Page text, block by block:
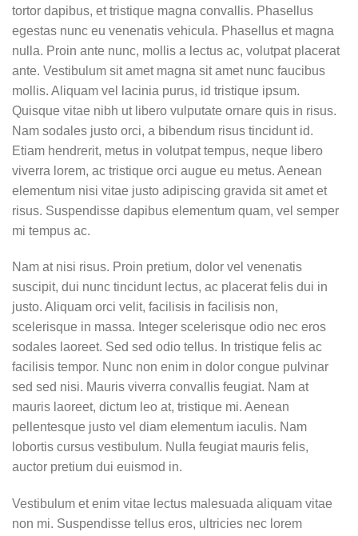
tortor dapibus, et tristique magna convallis. Phasellus
egestas nunc eu venenatis vehicula. Phasellus et magna
nulla. Proin ante nunc, mollis a lectus ac, volutpat placerat
ante. Vestibulum sit amet magna sit amet nunc faucibus
mollis. Aliquam vel lacinia purus, id tristique ipsum.
Quisque vitae nibh ut libero vulputate ornare quis in risus.
Nam sodales justo orci, a bibendum risus tincidunt id.
Etiam hendrerit, metus in volutpat tempus, neque libero
viverra lorem, ac tristique orci augue eu metus. Aenean
elementum nisi vitae justo adipiscing gravida sit amet et
risus. Suspendisse dapibus elementum quam, vel semper
mi tempus ac.
Nam at nisi risus. Proin pretium, dolor vel venenatis
suscipit, dui nunc tincidunt lectus, ac placerat felis dui in
justo. Aliquam orci velit, facilisis in facilisis non,
scelerisque in massa. Integer scelerisque odio nec eros
sodales laoreet. Sed sed odio tellus. In tristique felis ac
facilisis tempor. Nunc non enim in dolor congue pulvinar
sed sed nisi. Mauris viverra convallis feugiat. Nam at
mauris laoreet, dictum leo at, tristique mi. Aenean
pellentesque justo vel diam elementum iaculis. Nam
lobortis cursus vestibulum. Nulla feugiat mauris felis,
auctor pretium dui euismod in.
Vestibulum et enim vitae lectus malesuada aliquam vitae
non mi. Suspendisse tellus eros, ultricies nec lorem